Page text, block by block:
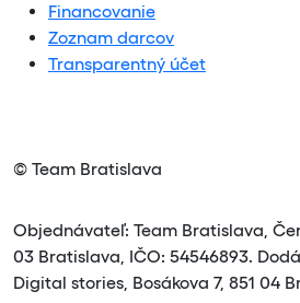
Financovanie
Zoznam darcov
Transparentný účet
© Team Bratislava
Objednávateľ: Team Bratislava,
03 Bratislava, IČO: 54546893.
Digital stories, Bosákova 7, 851 04